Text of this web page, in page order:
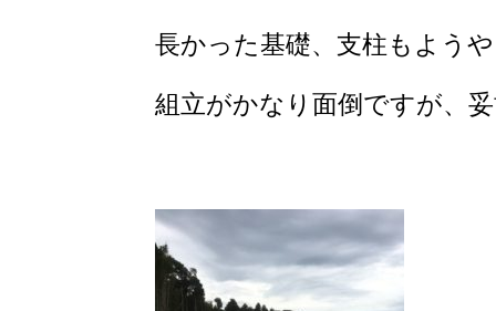
長かった基礎、支柱もよう
組立がかなり面倒ですが、